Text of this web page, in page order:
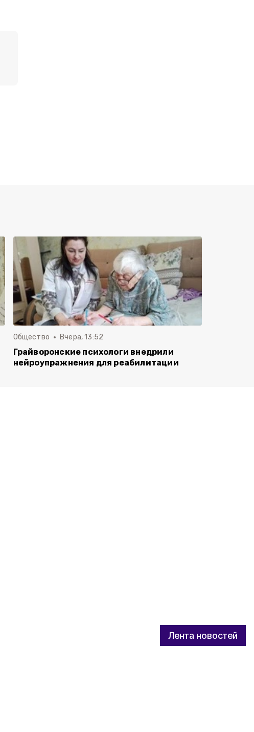
Лента новостей
Общество Вчера, 13:52
Грайворонские психологи внедрили
нейроупражнения для реабилитации